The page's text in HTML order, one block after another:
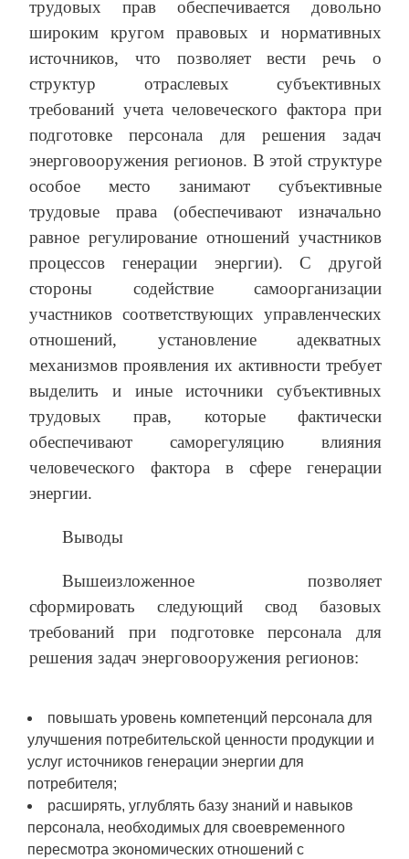
трудовых прав обеспечивается довольно
широким кругом правовых и нормативных
источников, что позволяет вести речь о
структур отраслевых субъективных
требований учета человеческого фактора при
подготовке персонала для решения задач
энерговооружения регионов. В этой структуре
особое место занимают субъективные
трудовые права (обеспечивают изначально
равное регулирование отношений участников
процессов генерации энергии). С другой
стороны содействие самоорганизации
участников соответствующих управленческих
отношений, установление адекватных
механизмов проявления их активности требует
выделить и иные источники субъективных
трудовых прав, которые фактически
обеспечивают саморегуляцию влияния
человеческого фактора в сфере генерации
энергии.
Выводы
Вышеизложенное позволяет
сформировать следующий свод базовых
требований при подготовке персонала для
решения задач энерговооружения регионов:
повышать уровень компетенций персонала для
улучшения потребительской ценности продукции и
услуг источников генерации энергии для
потребителя;
расширять, углублять базу знаний и навыков
персонала, необходимых для своевременного
пересмотра экономических отношений с